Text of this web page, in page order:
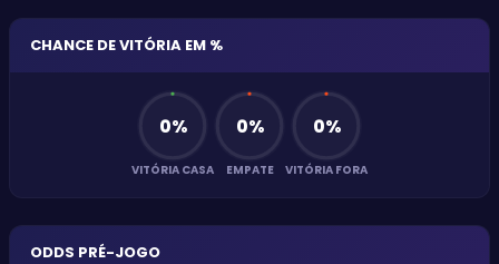
CHANCE DE VITÓRIA EM %
0%
VITÓRIA CASA
0%
EMPATE
0%
VITÓRIA FORA
ODDS PRÉ-JOGO